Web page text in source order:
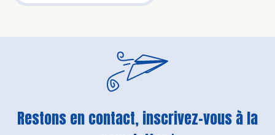
Restons en contact, inscrivez-vous à la